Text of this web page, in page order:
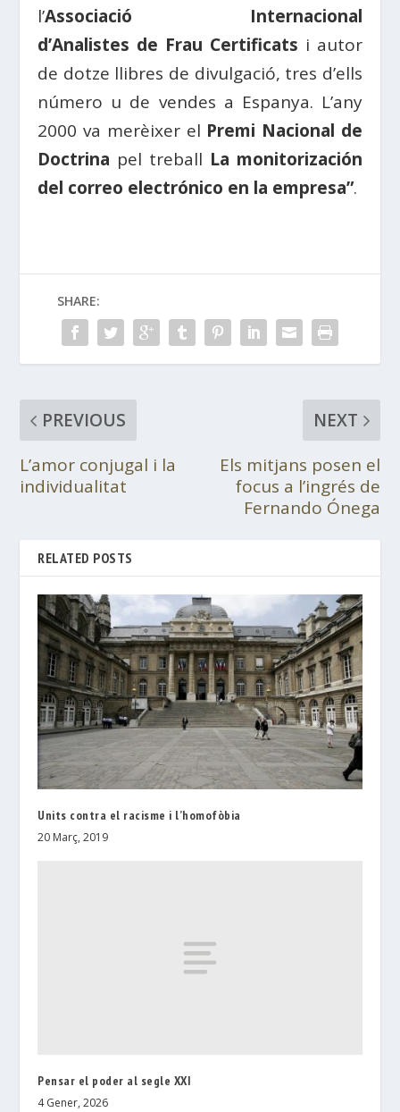
l’Associació Internacional
d’Analistes de Frau Certificats i autor
de dotze llibres de divulgació, tres d’ells
número u de vendes a Espanya. L’any
2000 va merèixer el Premi Nacional de
Doctrina pel treball La monitorización
del correo electrónico en la empresa”.
SHARE:
PREVIOUS
L’amor conjugal i la
individualitat
NEXT
Els mitjans posen el
focus a l’ingrés de
Fernando Ónega
RELATED POSTS
Units contra el racisme i l’homofòbia
20 Març, 2019
Pensar el poder al segle ХХІ
4 Gener, 2026